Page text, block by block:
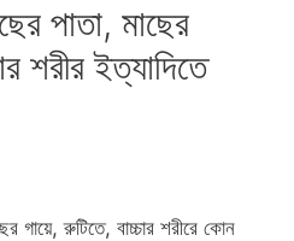
পাতা, মাছের
শরীর ইত্যাদিতে
গায়ে, রুটিতে, বাচ্চার শরীরে কোন